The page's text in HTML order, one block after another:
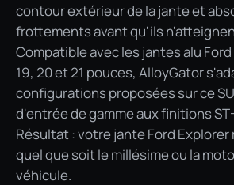
contour extérieur de la jante et
frottements avant qu'ils
Compatible avec les jantes alu Ford
19, 20 et 21 pouces, AlloyGator
configurations proposées sur ce
d'entrée de gamme aux finitions
Résultat : votre jante Ford
quel que soit le millésime ou la
véhicule.